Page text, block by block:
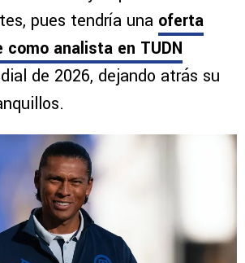
pues tendría una oferta
analista en TUDN
de 2026, dejando atrás su